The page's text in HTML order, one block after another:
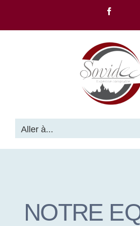
Aller à...
NOTRE